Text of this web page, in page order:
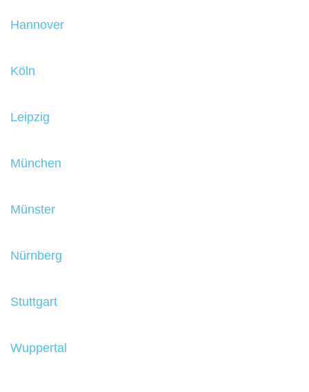
Hannover
Köln
Leipzig
München
Münster
Nürnberg
Stuttgart
Wuppertal